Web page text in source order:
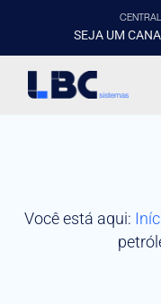
SEJA UM
Você está aqui: